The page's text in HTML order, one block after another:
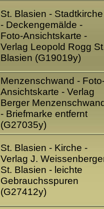
St. Blasien - Stadtkirche
- Deckengemälde -
Foto-Ansichtskarte -
Verlag Leopold Rogg
Blasien (G19019y)
Menzenschwand -
Ansichtskarte - Verlag
Berger
- Briefmarke entfernt
(G27035y)
St. Blasien - Kirche -
Verlag J.
St. Blasien - leichte
Gebrauchsspuren
(G27412y)